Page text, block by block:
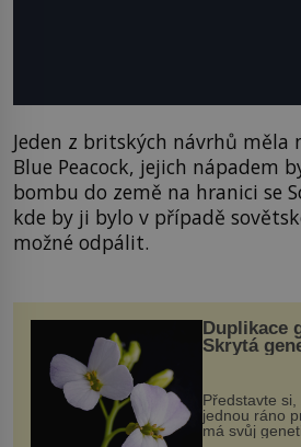
Jeden z britských návrhů měla
Blue Peacock, jejich nápadem
bombu do země na hranici se
kde by ji bylo v případě
možné odpálit.
Duplikace
Skrytá
Představte
jednou ráno
má svůj